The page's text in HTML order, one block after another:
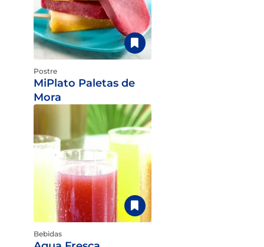
Postre
MiPlato Paletas de
Mora
Bebidas